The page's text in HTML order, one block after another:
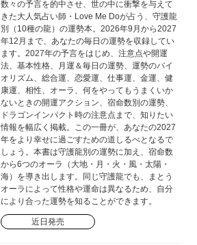
数々の予言を的中させ、世の中に衝撃を与えて
きた大人気占い師・Love Me Doが占う、守護龍
別（10種の龍）の運勢本。2026年9月から2027
年12月まで、あなたの毎日の運勢を収録してい
ます。2027年の予言をはじめ、注意点や開運
法、基本性格、月運＆毎日の運勢、運勢のバイ
オリズム、総合運、恋愛運、仕事運、金運、健
康運、相性、オーラ、何をやってもうまくいか
ないときの開運アクション、宿命数別の運勢、
ドラゴンインパクト時の注意点まで、知りたい
情報を幅広く掲載。この一冊が、あなたの2027
年をより幸せに過ごすための道しるべとなるで
しょう。本書は守護龍別の運勢に加え、宿命数
から6つのオーラ（大地・月・火・風・太陽・
海）を導き出します。同じ守護龍でも、まとう
オーラによって性格や運命は異なるため、自分
により合った運勢を知ることができます。
近日発売